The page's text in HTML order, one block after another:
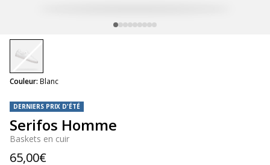
DERNIERS PRIX D'ÉTÉ
Serifos Homme
Baskets en cuir
65,00€
Couleur: Blanc
selected